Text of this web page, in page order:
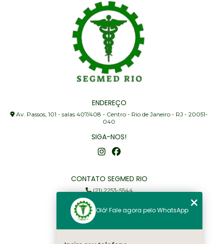
ENDEREÇO
Av. Passos, 101 - salas 407/408 - Centro - Rio de Janeiro - RJ - 20051-
040
SIGA-NOS!
CONTATO SEGMED RIO
(21) 2253-5544
(21) 97905-3352
segmed@segmedrio.com.br
Olá! Fale agora pelo WhatsApp